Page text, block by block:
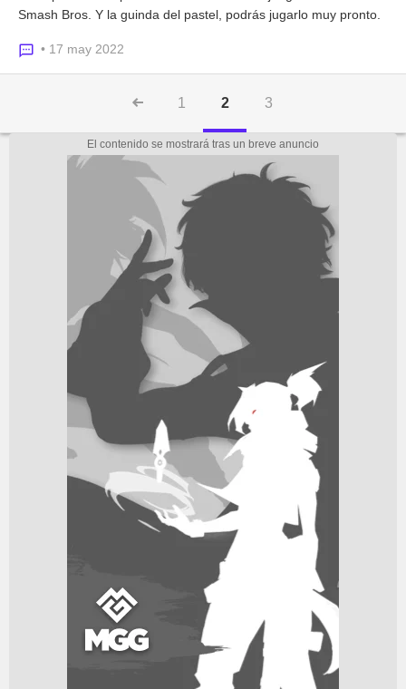
Smash Bros. Y la guinda del pastel, podrás jugarlo muy pronto.
• 17 may 2022
1 2 3